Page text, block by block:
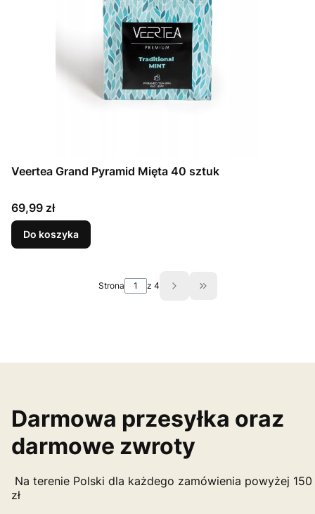
Veertea Grand Pyramid Mięta 40 sztuk
Cena
69,99 zł
Do koszyka
Strona z 4 Przejdź do ostatniej
Darmowa przesyłka oraz
darmowe zwroty
Na terenie Polski dla każdego zamówienia powyżej 150
zł